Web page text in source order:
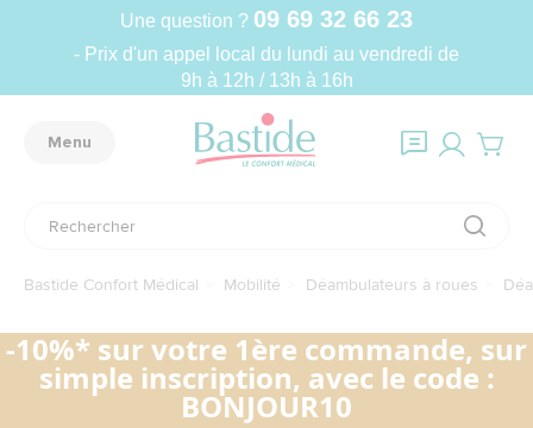
Une question ? 09 69 32 66 23
- Prix d'un appel local du lundi au vendredi de
9h à 12h / 13h à 16h
Menu
Bastide Confort Médical Mobilité Déambulateurs à roues
-10%* sur votre 1ère commande, sur
simple inscription, avec le code :
BONJOUR10